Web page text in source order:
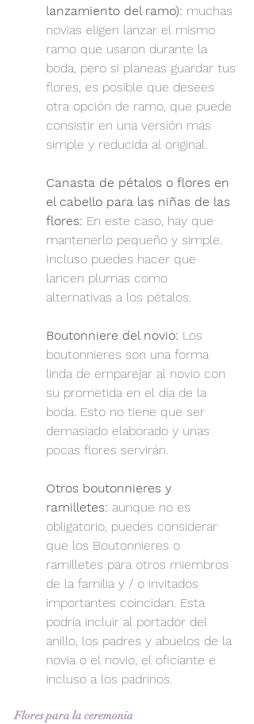
lanzamiento del ramo): muchas
novias eligen lanzar el mismo
ramo que usaron durante la
boda, pero si planeas guardar tus
flores, es posible que desees
otra opción de ramo, que puede
consistir en una versión más
simple y reducida al original.
Canasta de pétalos o flores en
el cabello para las niñas de las
flores: En este caso, hay que
mantenerlo pequeño y simple.
Incluso puedes hacer que
lancen plumas como
alternativas a los pétalos.
Boutonniere del novio: Los
boutonnieres son una forma
linda de emparejar al novio con
su prometida en el día de la
boda. Esto no tiene que ser
demasiado elaborado y unas
pocas flores servirán.
Otros boutonnieres y
ramilletes: aunque no es
obligatorio, puedes considerar
que los Boutonnieres o
ramilletes para otros miembros
de la familia y / o invitados
importantes coincidan. Esta
podría incluir al portador del
anillo, los padres y abuelos de la
novia o el novio, el oficiante e
incluso a los padrinos.
Flores para la ceremonia